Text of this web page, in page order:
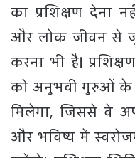
का प्रशिक्षण देना
और लोक जीवन से
करना भी है।
को अनुभवी गुरुओं के
मिलेगा, जिससे वे
और भविष्य में